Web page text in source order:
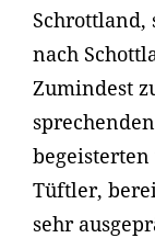
Schrottland,
nach
Zumindest
Tüftler,
sehr